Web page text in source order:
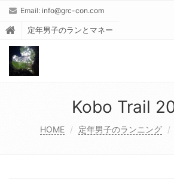
Email: info@grc-con.com
定年男子のランとマネー
Kobo Trail
HOME 定年男子のランニング